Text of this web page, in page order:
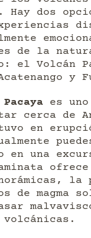
dos
de la
el Volcán
y
es
cerca de
en
en una
la
de magma